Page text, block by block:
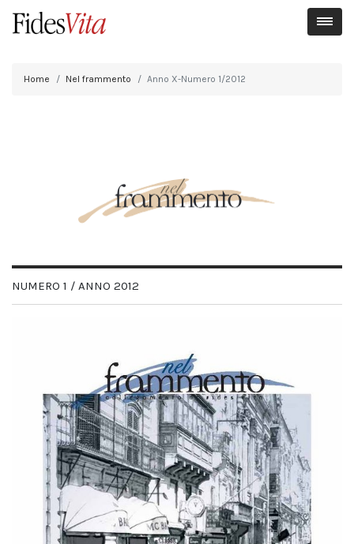
Home Nel frammento Anno X-Numero 1/2012
NUMERO 1 / ANNO 2012